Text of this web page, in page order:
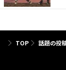
TOP 話題の投